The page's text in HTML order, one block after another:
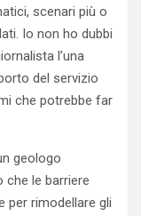
scenari più o
Io non ho dubbi
l’una
del servizio
che potrebbe far
geologo
che le barriere
per rimodellare gli